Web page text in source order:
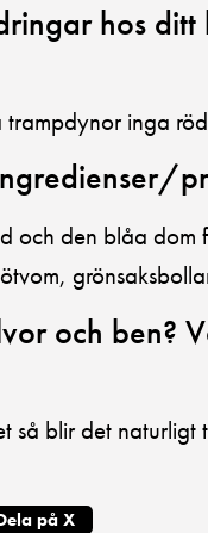
hos ditt
inga
och den blåa dom
och ben?
så blir det naturligt
på X